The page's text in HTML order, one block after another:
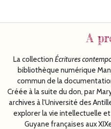
A
La collection Écritures
bibliothèque numérique
commun de la
Créée à la suite du don, par
archives à l'Université des
explorer la vie intellectuelle
Guyane françaises aux